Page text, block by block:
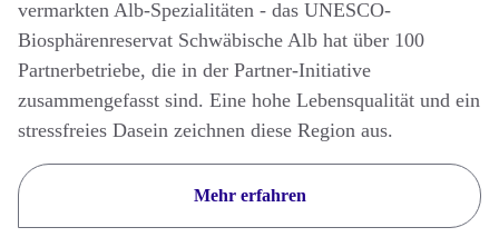
vermarkten Alb-Spezialitäten - das UNESCO-
Biosphärenreservat Schwäbische Alb hat über 100
Partnerbetriebe, die in der Partner-Initiative
zusammengefasst sind. Eine hohe Lebensqualität und ein
stressfreies Dasein zeichnen diese Region aus.
Mehr erfahren